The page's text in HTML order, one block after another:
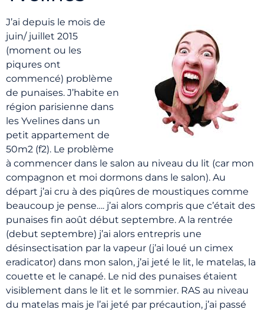
J’ai depuis le mois de
juin/ juillet 2015
(moment ou les
piqures ont
commencé) problème
de punaises. J’habite en
région parisienne dans
les Yvelines dans un
petit appartement de
50m2 (f2). Le problème
à commencer dans le salon au niveau du lit (car mon
compagnon et moi dormons dans le salon). Au
départ j’ai cru à des piqûres de moustiques comme
beaucoup je pense…. j’ai alors compris que c’était des
punaises fin août début septembre. A la rentrée
(debut septembre) j’ai alors entrepris une
désinsectisation par la vapeur (j’ai loué un cimex
eradicator) dans mon salon, j’ai jeté le lit, le matelas, la
couette et le canapé. Le nid des punaises étaient
visiblement dans le lit et le sommier. RAS au niveau
du matelas mais je l’ai jeté par précaution, j’ai passé